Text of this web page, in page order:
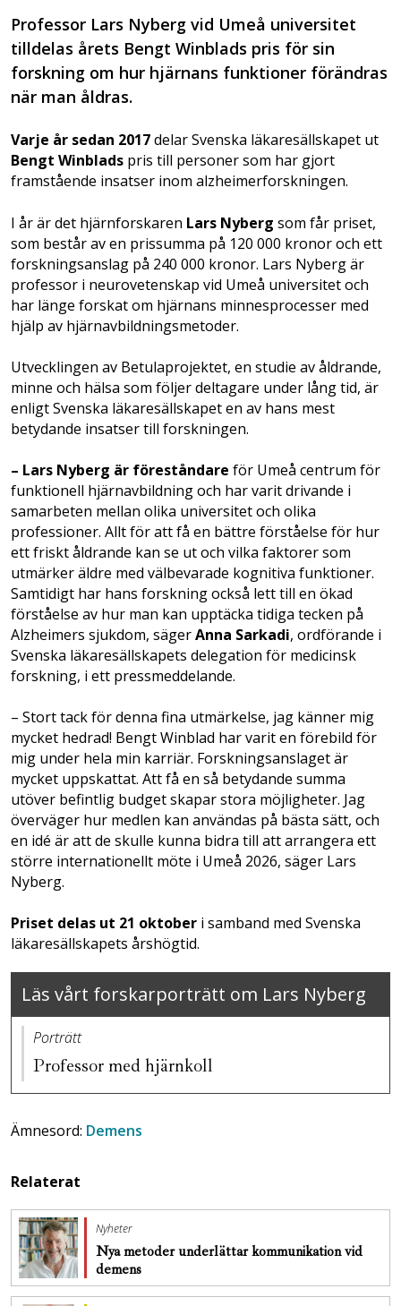
Professor Lars Nyberg vid Umeå universitet
tilldelas årets Bengt Winblads pris för sin
forskning om hur hjärnans funktioner förändras
när man åldras.
Varje år sedan 2017delar Svenska läkaresällskapet ut
Bengt Winblads pris till personer som har gjort
framstående insatser inom alzheimerforskningen.
I år är det hjärnforskaren Lars Nyberg som får priset,
som består av en prissumma på 120 000 kronor och ett
forskningsanslag på 240 000 kronor. Lars Nyberg är
professor i neurovetenskap vid Umeå universitet och
har länge forskat om hjärnans minnesprocesser med
hjälp av hjärnavbildningsmetoder.
Utvecklingen av Betulaprojektet, en studie av åldrande,
minne och hälsa som följer deltagare under lång tid, är
enligt Svenska läkaresällskapet en av hans mest
betydande insatser till forskningen.
– Lars Nyberg är föreståndare för Umeå centrum för
funktionell hjärnavbildning och har varit drivande i
samarbeten mellan olika universitet och olika
professioner. Allt för att få en bättre förståelse för hur
ett friskt åldrande kan se ut och vilka faktorer som
utmärker äldre med välbevarade kognitiva funktioner.
Samtidigt har hans forskning också lett till en ökad
förståelse av hur man kan upptäcka tidiga tecken på
Alzheimers sjukdom, sägerAnna Sarkadi, ordförande i
Svenska läkaresällskapets delegation för medicinsk
forskning, i ett pressmeddelande.
– Stort tack för denna fina utmärkelse, jag känner mig
mycket hedrad! Bengt Winblad har varit en förebild för
mig under hela min karriär. Forskningsanslaget är
mycket uppskattat. Att få en så betydande summa
utöver befintlig budget skapar stora möjligheter. Jag
överväger hur medlen kan användas på bästa sätt, och
en idé är att de skulle kunna bidra till att arrangera ett
större internationellt möte i Umeå 2026, säger Lars
Nyberg.
Priset delas ut 21 oktober i samband med Svenska
läkaresällskapets årshögtid.
Läs vårt forskarporträtt om Lars Nyberg
Porträtt
Professor med hjärnkoll
Ämnesord: Demens
Relaterat
Nyheter
Nya metoder underlättar kommunikation vid
demens